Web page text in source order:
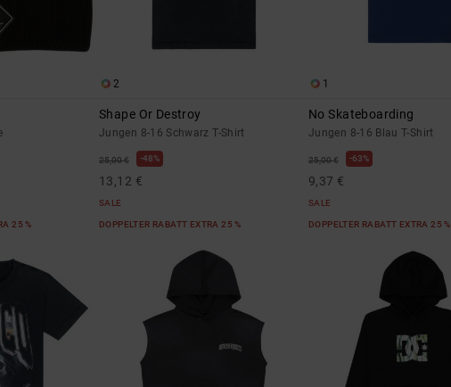
25 %
2
Shape Or Destroy
Jungen 8-16 Schwarz T-Shirt
25,00 € 48%
13,12 €
SALE
DOPPELTER RABATT EXTRA 25 %
1
No Skateboarding
Jungen 8-16 Blau T-Shirt
25,00 € 63%
9,37 €
SALE
DOPPELTER RABATT EXTRA 25 %